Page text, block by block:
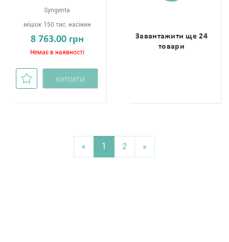
Syngenta
мішок 150 тис. насінин
8 763.00 грн
Немає в наявності
КУПИТИ
Завантажити ще 24
товари
« 1 2 »